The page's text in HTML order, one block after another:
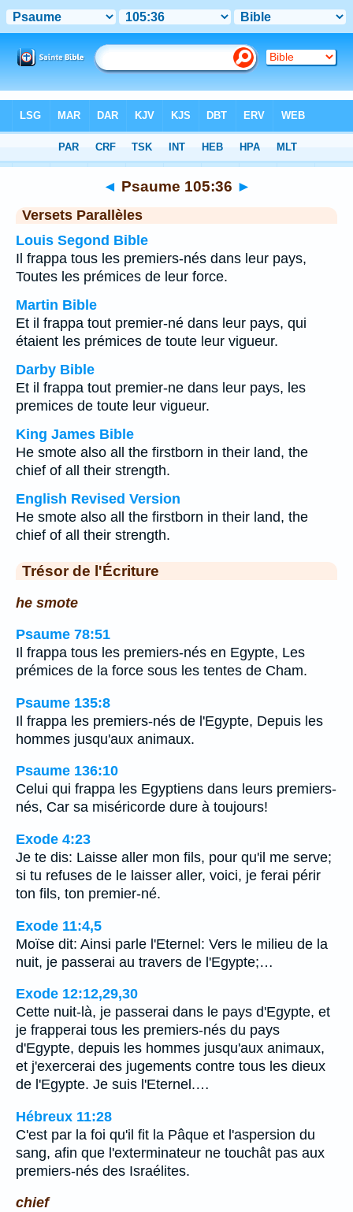
Chapitre 105 > Verset 36
◄ Psaume 105:36 ►
Versets Parallèles
Louis Segond Bible
Il frappa tous les premiers-nés dans leur pays,
Toutes les prémices de leur force.
Martin Bible
Et il frappa tout premier-né dans leur pays, qui
étaient les prémices de toute leur vigueur.
Darby Bible
Et il frappa tout premier-ne dans leur pays, les
premices de toute leur vigueur.
King James Bible
He smote also all the firstborn in their land, the
chief of all their strength.
English Revised Version
He smote also all the firstborn in their land, the
chief of all their strength.
Trésor de l'Écriture
he smote
Psaume 78:51
Il frappa tous les premiers-nés en Egypte, Les
prémices de la force sous les tentes de Cham.
Psaume 135:8
Il frappa les premiers-nés de l'Egypte, Depuis les
hommes jusqu'aux animaux.
Psaume 136:10
Celui qui frappa les Egyptiens dans leurs premiers-
nés, Car sa miséricorde dure à toujours!
Exode 4:23
Je te dis: Laisse aller mon fils, pour qu'il me serve;
si tu refuses de le laisser aller, voici, je ferai périr
ton fils, ton premier-né.
Exode 11:4,5
Moïse dit: Ainsi parle l'Eternel: Vers le milieu de la
nuit, je passerai au travers de l'Egypte;…
Exode 12:12,29,30
Cette nuit-là, je passerai dans le pays d'Egypte, et
je frapperai tous les premiers-nés du pays
d'Egypte, depuis les hommes jusqu'aux animaux,
et j'exercerai des jugements contre tous les dieux
de l'Egypte. Je suis l'Eternel.…
Hébreux 11:28
C'est par la foi qu'il fit la Pâque et l'aspersion du
sang, afin que l'exterminateur ne touchât pas aux
premiers-nés des Israélites.
chief